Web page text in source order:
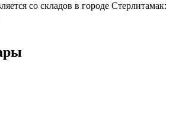
со складов в городе Стерлитамак: